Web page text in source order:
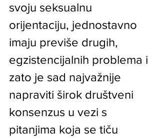
svoju seksualnu
orijentaciju, jednostavno
imaju previše drugih,
egzistencijalnih problema i
zato je sad najvažnije
napraviti širok društveni
konsenzus u vezi s
pitanjima koja se tiču